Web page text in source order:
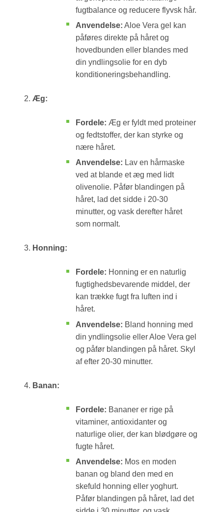
fugtbalance og reducere flyvsk hår.
Anvendelse: Aloe Vera gel kan
påføres direkte på håret og
hovedbunden eller blandes med
din yndlingsolie for en dyb
konditioneringsbehandling.
Æg:
Fordele: Æg er fyldt med proteiner
og fedtstoffer, der kan styrke og
nære håret.
Anvendelse: Lav en hårmaske
ved at blande et æg med lidt
olivenolie. Påfør blandingen på
håret, lad det sidde i 20-30
minutter, og vask derefter håret
som normalt.
Honning:
Fordele: Honning er en naturlig
fugtighedsbevarende middel, der
kan trække fugt fra luften ind i
håret.
Anvendelse: Bland honning med
din yndlingsolie eller Aloe Vera gel
og påfør blandingen på håret. Skyl
af efter 20-30 minutter.
Banan:
Fordele: Bananer er rige på
vitaminer, antioxidanter og
naturlige olier, der kan blødgøre og
fugte håret.
Anvendelse: Mos en moden
banan og bland den med en
skefuld honning eller yoghurt.
Påfør blandingen på håret, lad det